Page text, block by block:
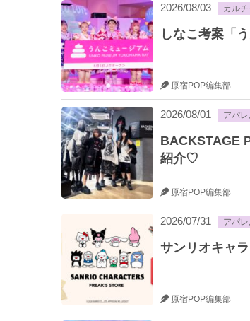
2026/08/03 カル
しなこ考案「
原宿POP編集部
2026/08/01 アパ
BACKSTAGE
紹介♡
原宿POP編集部
2026/07/31 アパ
サンリオキャ
原宿POP編集部